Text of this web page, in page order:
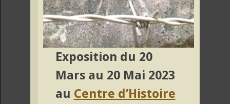
Exposition du 20
Mars au 20 Mai 2023
au Centre d’Histoire